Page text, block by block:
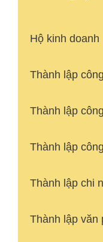
Hộ kinh doanh
Thành lập
Thành lập
Thành lập
Thành lập chi
Thành lập văn